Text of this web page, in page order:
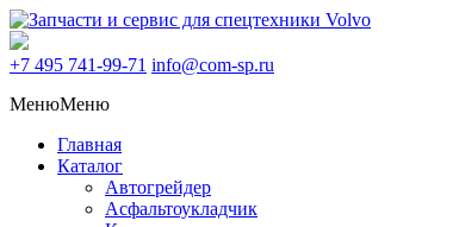
+7 495 741-99-71 info@com-sp.ru
МенюМеню
Главная
Каталог
Автогрейдер
Асфальтоукладчик